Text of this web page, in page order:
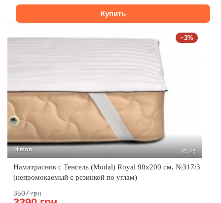
Купить
−3%
Mirson 95145
Наматрасник с Тенсель (Modal) Royal 90x200 см, №317/3
(непромокаемый с резинкой по углам)
3507 грн